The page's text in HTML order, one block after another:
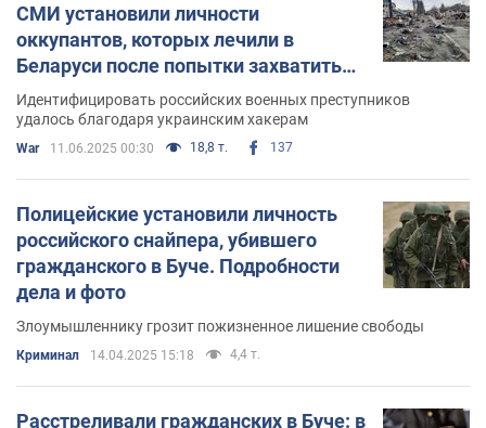
СМИ установили личности
оккупантов, которых лечили в
Беларуси после попытки захватить
Киев. Расследование
Идентифицировать российских военных преступников
удалось благодаря украинским хакерам
War 11.06.2025 00:30 18,8 т. 137
Полицейские установили личность
российского снайпера, убившего
гражданского в Буче. Подробности
дела и фото
Злоумышленнику грозит пожизненное лишение свободы
Криминал 14.04.2025 15:18 4,4 т.
Расстреливали гражданских в Буче: в